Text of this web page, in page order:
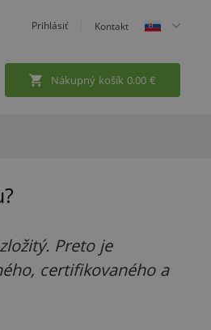
Prihlásiť Kontakt
Nákupný košík 0,00 €
Preto je
certifikovaného a